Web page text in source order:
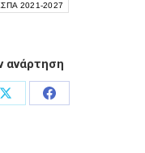
2021-2027
ανάρτηση
Share
Share